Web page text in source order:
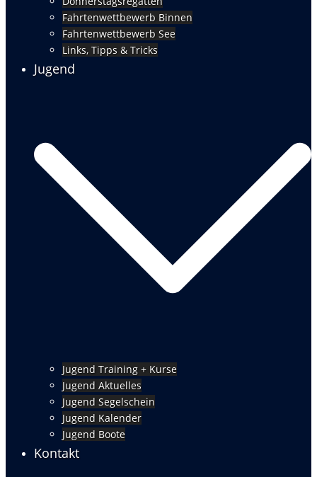
Fahrtenwettbewerb Binnen
Fahrtenwettbewerb See
Links, Tipps & Tricks
Jugend
Jugend Training + Kurse
Jugend Aktuelles
Jugend Segelschein
Jugend Kalender
Jugend Boote
Kontakt